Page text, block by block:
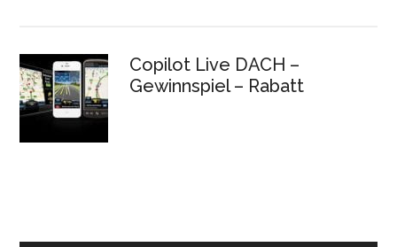
Copilot Live DACH –
Gewinnspiel – Rabatt